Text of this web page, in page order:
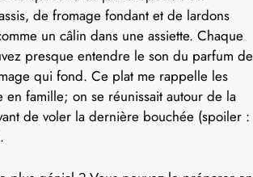
de fromage fondant et de lardons
un câlin dans une assiette. Chaque
presque entendre le son du parfum de
qui fond. Ce plat me rappelle les
en famille; on se réunissait autour de la
de voler la dernière bouchée (spoiler :